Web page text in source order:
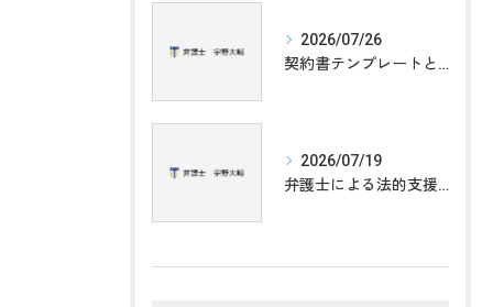
2026/07/26
契約書テンプレートと大阪府の最新様式を弁護士視点で使いこなす実践ガイド
2026/07/19
弁護士による法的支援の選び方と費用を抑える活用術を徹底解説